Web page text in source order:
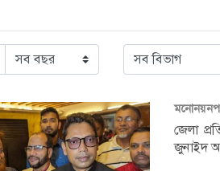
জেলা
জুনাইদ